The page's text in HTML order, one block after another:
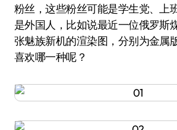
粉丝，这些粉丝可能是学生党、上
是外国人，比如说最近一位俄罗斯
张魅族新机的渲染图，分别为金属
喜欢哪一种呢？